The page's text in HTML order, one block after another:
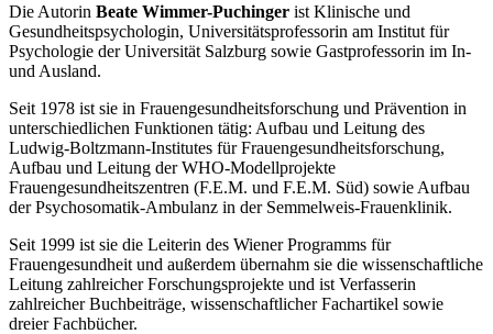
Die Autorin Beate Wimmer-Puchinger ist Klinische und
Gesundheitspsychologin, Universitätsprofessorin am Institut für
Psychologie der Universität Salzburg sowie Gastprofessorin im In-
und Ausland.
Seit 1978 ist sie in Frauengesundheitsforschung und Prävention in
unterschiedlichen Funktionen tätig: Aufbau und Leitung des
Ludwig-Boltzmann-Institutes für Frauengesundheitsforschung,
Aufbau und Leitung der WHO-Modellprojekte
Frauengesundheitszentren (F.E.M. und F.E.M. Süd) sowie Aufbau
der Psychosomatik-Ambulanz in der Semmelweis-Frauenklinik.
Seit 1999 ist sie die Leiterin des Wiener Programms für
Frauengesundheit und außerdem übernahm sie die wissenschaftliche
Leitung zahlreicher Forschungsprojekte und ist Verfasserin
zahlreicher Buchbeiträge, wissenschaftlicher Fachartikel sowie
dreier Fachbücher.